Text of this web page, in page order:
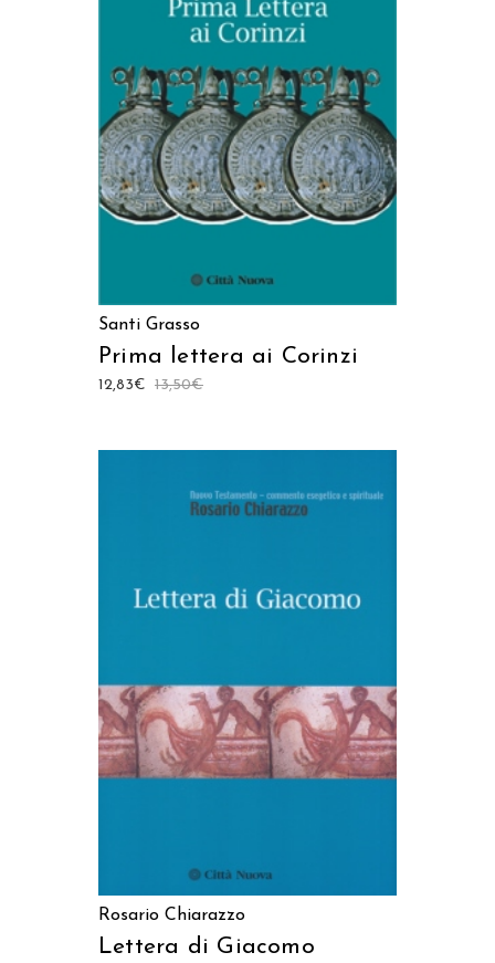
LEGGI TUTTO
Santi Grasso
Prima lettera ai Corinzi
13,50€
12,83€
Rosario Chiarazzo
Lettera di Giacomo